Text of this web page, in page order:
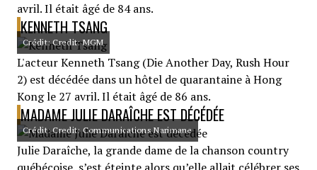
avril. Il était âgé de 84 ans.
KENNETH TSANG
Crédit: Credit: MGM
L'acteur Kenneth Tsang (Die Another Day, Rush Hour
2) est décédée dans un hôtel de quarantaine à Hong
Kong le 27 avril. Il était âgé de 86 ans.
MADAME JULIE DARAÎCHE EST DÉCÉDÉE
Crédit: Credit: Communications Narimane
Julie Daraîche, la grande dame de la chanson country